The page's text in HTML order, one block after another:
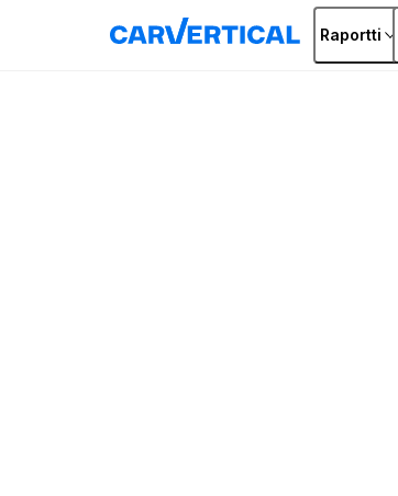
Raportti